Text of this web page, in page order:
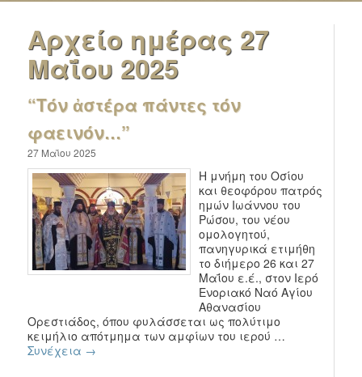
Αρχείο ημέρας 27
Μαΐου 2025
“Τόν ἀστέρα πάντες τόν
φαεινόν…”
27 Μαΐου 2025
Η μνήμη του Οσίου
και θεοφόρου πατρός
ημών Ιωάννου του
Ρώσου, του νέου
ομολογητού,
πανηγυρικά ετιμήθη
το διήμερο 26 και 27
Μαΐου ε.έ., στον Ιερό
Ενοριακό Ναό Αγίου
Αθανασίου
Ορεστιάδος, όπου φυλάσσεται ως πολύτιμο
κειμήλιο απότμημα των αμφίων του ιερού …
Συνέχεια →